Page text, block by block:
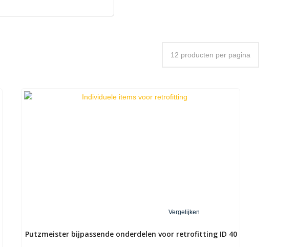
Vergelijken
Putzmeister bijpassende onderdelen voor retrofitting ID 40